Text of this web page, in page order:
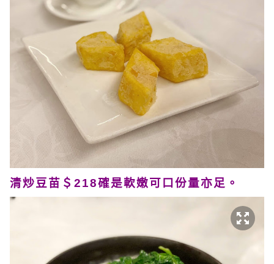
清炒豆苗＄218確是軟嫩可口份量亦足。